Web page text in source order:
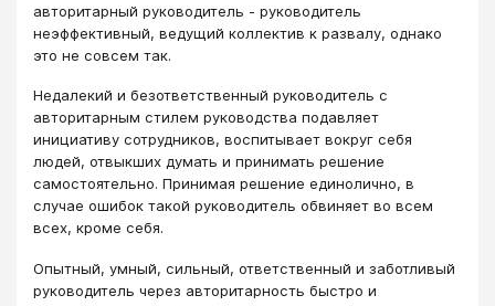
авторитарный руководитель - руководитель
неэффективный, ведущий коллектив к развалу, однако
это не совсем так.
Недалекий и безответственный руководитель с
авторитарным стилем руководства подавляет
инициативу сотрудников, воспитывает вокруг себя
людей, отвыкших думать и принимать решение
самостоятельно. Принимая решение единолично, в
случае ошибок такой руководитель обвиняет во всем
всех, кроме себя.
Опытный, умный, сильный, ответственный и заботливый
руководитель через авторитарность быстро и